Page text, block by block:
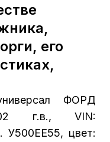
его
ФОРД
г.в., VIN:
У500ЕЕ55, цвет: